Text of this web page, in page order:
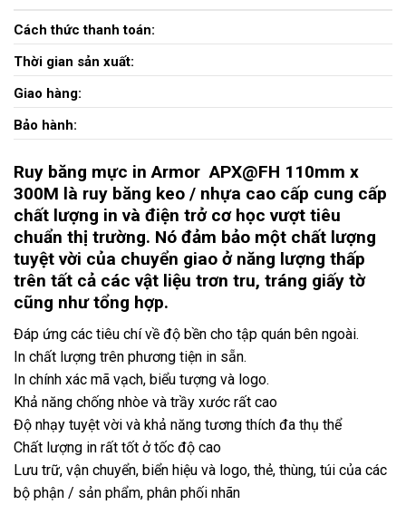
Cách thức thanh toán:
Thời gian sản xuất:
Giao hàng:
Bảo hành:
Ruy băng mực in Armor APX@FH 110mm x
300M là ruy băng keo / nhựa cao cấp cung cấp
chất lượng in và điện trở cơ học vượt tiêu
chuẩn thị trường. Nó đảm bảo một chất lượng
tuyệt vời của chuyển giao ở năng lượng thấp
trên tất cả các vật liệu trơn tru, tráng giấy tờ
cũng như tổng hợp.
Đáp ứng các tiêu chí về độ bền cho tập quán bên ngoài.
In chất lượng trên phương tiện in sẵn.
In chính xác mã vạch, biểu tượng và logo.
Khả năng chống nhòe và trầy xước rất cao
Độ nhạy tuyệt vời và khả năng tương thích đa thụ thể
Chất lượng in rất tốt ở tốc độ cao
Lưu trữ, vận chuyển, biển hiệu và logo, thẻ, thùng, túi của các
bộ phận / sản phẩm, phân phối nhãn